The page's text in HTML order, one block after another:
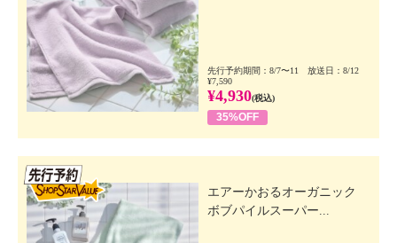
先行予約期間：8/7〜11 放送日：8/12
¥7,590
¥4,930(税込)
35%OFF
エアーかおるオーガニック
ボブパイルスーパー...